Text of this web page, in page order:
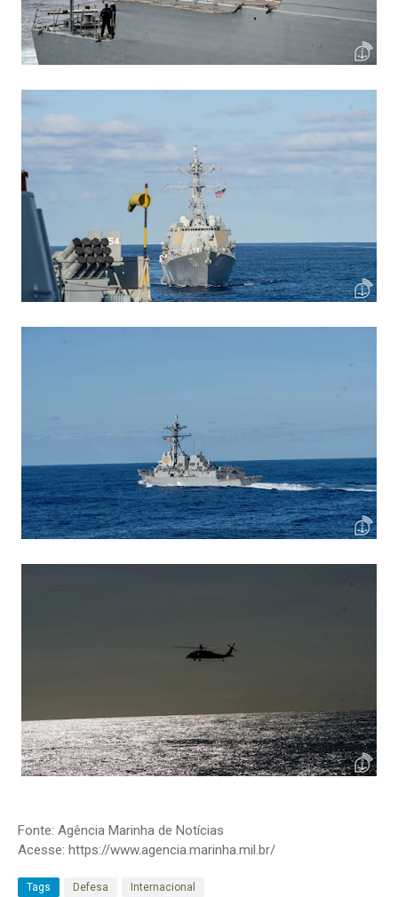
Fonte: Agência Marinha de Notícias
Acesse: https://www.agencia.marinha.mil.br/
Tags Defesa Internacional